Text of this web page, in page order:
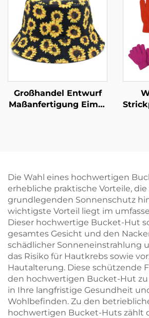
Einfache Stickerei-
Logo Strukturierte
Dad-Kappe
Großhandel Entwurf
Maßanfertigung Eimer
Die Wahl eines hochwertigen
erhebliche praktische Vorteile,
grundlegenden Sonnenschutz
wichtigste Vorteil liegt im
Dieser hochwertige Bucket-Hut
gesamtes Gesicht und den
schädlicher Sonneneinstrahlung
das Risiko für Hautkrebs sowie
Hautalterung. Diese schützende
den hochwertigen Bucket-Hut
in Ihre langfristige Gesundheit
Wohlbefinden. Zu den
hochwertigen Bucket-Huts zählt